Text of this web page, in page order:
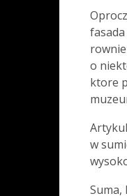
o
ktore
w
Suma,